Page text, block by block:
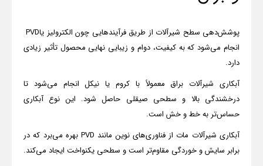
پوشش‌دهی سطح شیرآلات از طریق فرآیندهایی چون الکترولیز یاPVD
انجام می‌شود که به کیفیت، دوام و زیبایی نهایی محصول تأثیر زیادی
دارد.
آبکاری شیرآلات براق معمولاً با کروم یا نیکل انجام می‌شود تا
درخشندگی بالا و سطحی صیقلی حاصل شود. این نوع آبکاری
حساس‌تر به خط و خش است.
آبکاری شیرآلات مات از فناوری‌های نوین مانند PVDبهره می‌برد که در
برابر سایش و خوردگی مقاوم‌تر است و سطحی یکنواخت ایجاد می‌کند.